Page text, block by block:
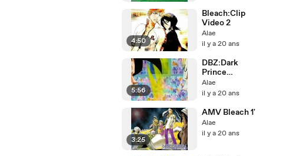
4:50
Bleach:Clip
Video 2
Alae
il y a 20 ans
5:56
DBZ:Dark
Prince
Returns
Alae
il y a 20 ans
3:25
AMV Bleach 1'
Alae
il y a 20 ans